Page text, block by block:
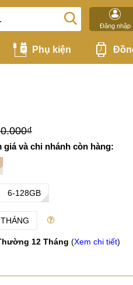
Đăng nhập
Phụ kiện
giá và chi nhánh còn hàng:
6-128GB
12 Tháng (Xem chi tiết)